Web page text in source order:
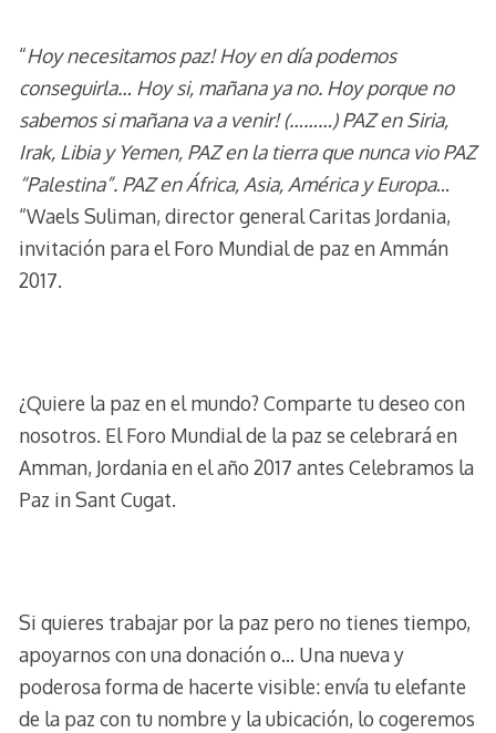
“Hoy necesitamos paz! Hoy en día podemos
conseguirla… Hoy si, mañana ya no. Hoy porque no
sabemos si mañana va a venir! (………) PAZ en Siria,
Irak, Libia y Yemen, PAZ en la tierra que nunca vio PAZ
“Palestina”. PAZ en África, Asia, América y Europa…
“Waels Suliman, director general Caritas Jordania,
invitación para el Foro Mundial de paz en Ammán
2017.
¿Quiere la paz en el mundo? Comparte tu deseo con
nosotros. El Foro Mundial de la paz se celebrará en
Amman, Jordania en el año 2017 antes Celebramos la
Paz in Sant Cugat.
Si quieres trabajar por la paz pero no tienes tiempo,
apoyarnos con una donación o… Una nueva y
poderosa forma de hacerte visible: envía tu elefante
de la paz con tu nombre y la ubicación, lo cogeremos